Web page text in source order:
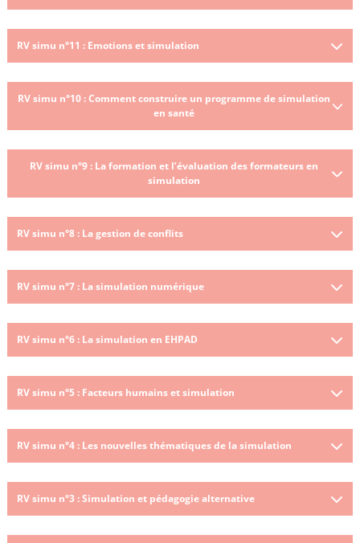
RV simu n°11 : Emotions et simulation
RV simu n°10 : Comment construire un programme de simulation
en santé
RV simu n°9 : La formation et l’évaluation des formateurs en
simulation
RV simu n°8 : La gestion de conflits
RV simu n°7 : La simulation numérique
RV simu n°6 : La simulation en EHPAD
RV simu n°5 : Facteurs humains et simulation
RV simu n°4 : Les nouvelles thématiques de la simulation
RV simu n°3 : Simulation et pédagogie alternative